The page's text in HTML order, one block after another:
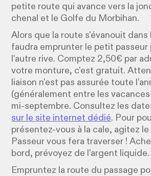
petite route qui avance vers la
chenal et le Golfe du Morbihan.
Alors que la route s'évanouit dans
faudra emprunter le petit passeur
l'autre rive. Comptez 2,50€ par
votre monture, c'est gratuit.
liaison n'est pas assurée toute
(généralement entre les
mi-septembre. Consultez les
sur le site internet dédié. Pour
présentez-vous à la cale, agitez
Passeur vous fera traverser !
bord, prévoyez de l'argent liquide.
Empruntez la route du passage